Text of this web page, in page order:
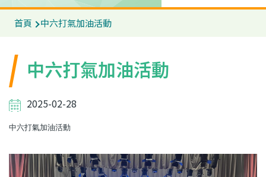
首頁 中六打氣加油活動
中六打氣加油活動
2025-02-28
中六打氣加油活動